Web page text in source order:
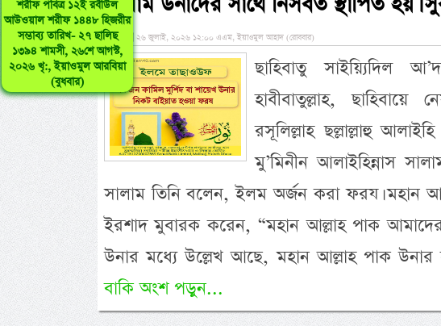
শরীফ পবিত্র ১২ই রবীউল
আউওয়াল শরীফ ১৪৪৮ হিজরীর
সম্ভাব্য তারিখ- ২৭ ছালিছ
১৩৯৪ শামসী, ২৬শে আগস্ট,
২০২৬ খৃ:, ইয়াওমুল আরবিয়া
(বুধবার)
» ২৬ জুলাই, ২০২৬ ১২:০০ এএম, ইয়াওমুল আহাদ (রোববার)
ছাহিবাতু সাইয়্যিদিল
হাবীবাতুল্লাহ,
রসূলিল্লাহ ছল্লাল্লাহু
মু’মিনীন আলাইহিন্নাস
সালাম তিনি বলেন, ইলম অর্জন করা ফরয। মহান
ইরশাদ মুবারক করেন, “মহান আল্লাহ পাক
উনার মধ্যে উল্লেখ আছে, মহান আল্লাহ পাক
বাকি অংশ পড়ুন...